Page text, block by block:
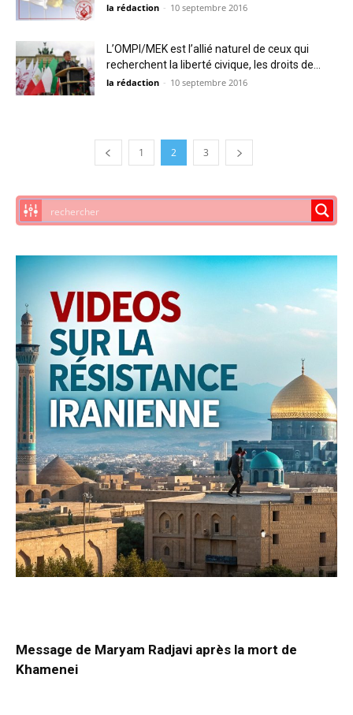
la rédaction - 10 septembre 2016
L’OMPI/MEK est l’allié naturel de ceux qui
recherchent la liberté civique, les droits de...
la rédaction - 10 septembre 2016
1 2 3
Message de Maryam Radjavi après la mort de
Khamenei